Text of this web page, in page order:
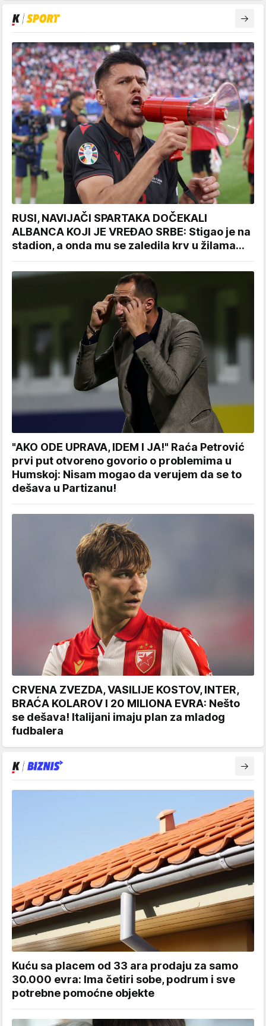
RUSI, NAVIJAČI SPARTAKA DOČEKALI
ALBANCA KOJI JE VREĐAO SRBE: Stigao je na
stadion, a onda mu se zaledila krv u žilama...
"AKO ODE UPRAVA, IDEM I JA!" Raća Petrović
prvi put otvoreno govorio o problemima u
Humskoj: Nisam mogao da verujem da se to
dešava u Partizanu!
CRVENA ZVEZDA, VASILIJE KOSTOV, INTER,
BRAĆA KOLAROV I 20 MILIONA EVRA: Nešto
se dešava! Italijani imaju plan za mladog
fudbalera
Kuću sa placem od 33 ara prodaju za samo
30.000 evra: Ima četiri sobe, podrum i sve
potrebne pomoćne objekte